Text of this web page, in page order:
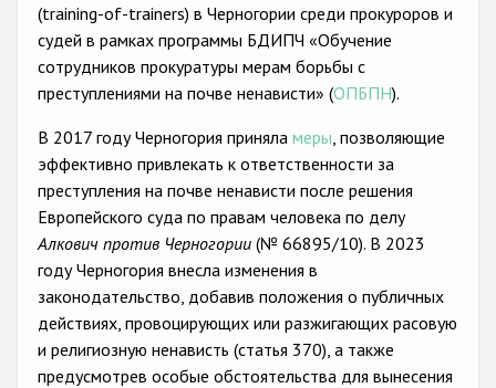
Disability hate crime
Проекты БДИПЧ
Организации гражданского общества
Государства-участники
(training-of-trainers) в Черногории среди прокуроров и
судей в рамках программы БДИПЧ «Обучение
сотрудников прокуратуры мерам борьбы с
преступлениями на почве ненависти» (ОПБПН).
В 2017 году Черногория приняла меры, позволяющие
эффективно привлекать к ответственности за
преступления на почве ненависти после решения
Европейского суда по правам человека по делу
Алкович против Черногории (№ 66895/10). В 2023
году Черногория внесла изменения в
законодательство, добавив положения о публичных
действиях, провоцирующих или разжигающих расовую
и религиозную ненависть (статья 370), а также
предусмотрев особые обстоятельства для вынесения